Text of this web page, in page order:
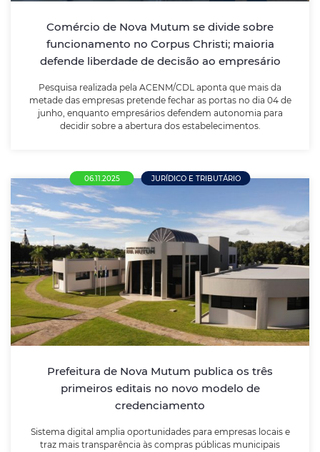
Comércio de Nova Mutum se divide sobre
funcionamento no Corpus Christi; maioria
defende liberdade de decisão ao empresário
Pesquisa realizada pela ACENM/CDL aponta que mais da
metade das empresas pretende fechar as portas no dia 04 de
junho, enquanto empresários defendem autonomia para
decidir sobre a abertura dos estabelecimentos.
autonomia para decidir sobre a abertura dos
estabelecimentos.
LEIA MAIS
06.11.2025 JURÍDICO E TRIBUTÁRIO
Prefeitura de Nova Mutum publica os três
primeiros editais no novo modelo de
credenciamento
Sistema digital amplia oportunidades para empresas locais e
traz mais transparência às compras públicas municipais
Prefeitura de Nova Mutum publica os três
primeiros editais no novo modelo de
credenciamento
Sistema digital amplia oportunidades para empresas
locais e traz mais transparência às compras públicas
LEIA MAIS